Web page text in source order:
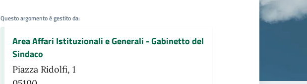
Questo argomento è gestito da:
Area Affari Istituzionali e Generali - Gabinetto del
Sindaco
Piazza Ridolfi, 1